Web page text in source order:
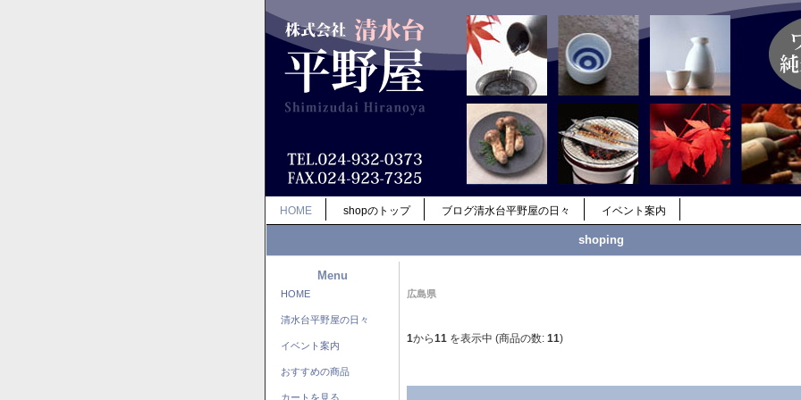
HOME shopのトップ ブログ清水台平野屋の日々 イベント案内
shoping
Menu
HOME
清水台平野屋の日々
イベント案内
おすすめの商品
カートを見る
広島県
1から11 を表示中 (商品の数: 11)